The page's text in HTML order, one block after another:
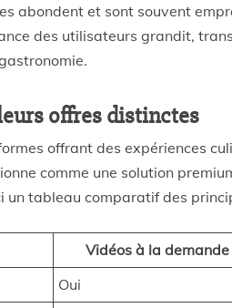
abondent et sont souvent
des utilisateurs grandit,
offres distinctes
offrant des expériences
comme une solution
un tableau comparatif des
Vidéos à la demande
Oui